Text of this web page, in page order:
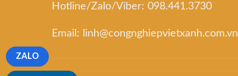
Hotline/Zalo/Viber: 098.441.3730
Email: linh@congnghiepvietxanh.com.vn
ZALO